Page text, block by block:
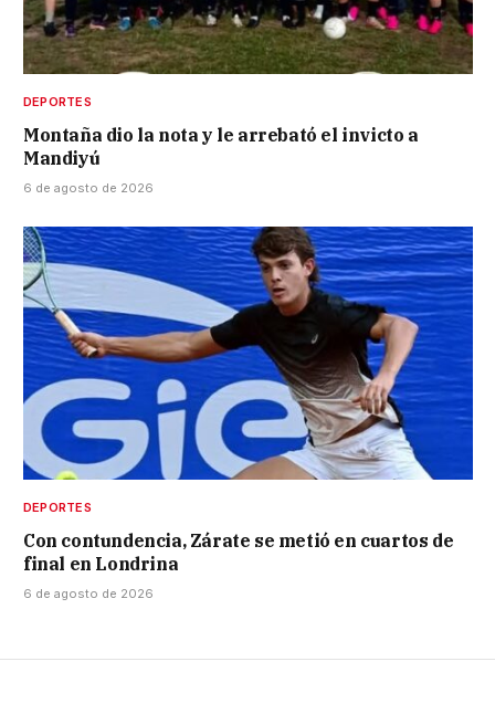
DEPORTES
Montaña dio la nota y le arrebató el invicto a
Mandiyú
6 de agosto de 2026
DEPORTES
Con contundencia, Zárate se metió en cuartos de
final en Londrina
6 de agosto de 2026